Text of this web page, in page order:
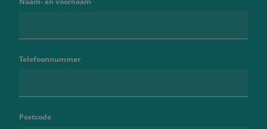
Telefoonnummer
Postcode